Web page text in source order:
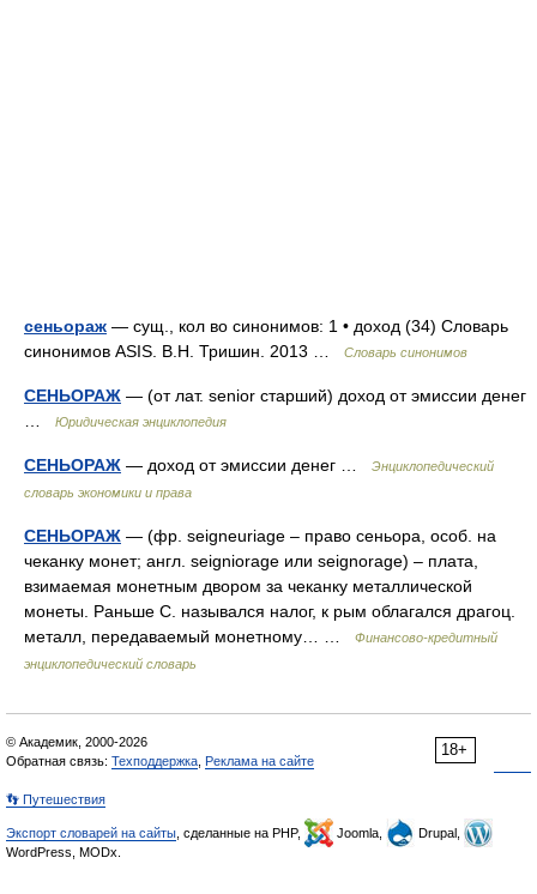
сеньораж — сущ., кол во синонимов: 1 • доход (34) Словарь
синонимов ASIS. В.Н. Тришин. 2013 …
Словарь синонимов
СЕНЬОРАЖ — (от лат. senior старший) доход от эмиссии денег
Юридическая энциклопедия
СЕНЬОРАЖ — доход от эмиссии денег …
Энциклопедический
словарь экономики и права
СЕНЬОРАЖ — (фр. seigneuriage – право сеньора, особ. на
чеканку монет; англ. seigniorage или seignorage) – плата,
взимаемая монетным двором за чеканку металлической
монеты. Раньше С. назывался налог, к рым облагался драгоц.
металл, передаваемый монетному… …
Финансово-кредитный
энциклопедический словарь
18+
© Академик, 2000-2026
Обратная связь: Техподдержка Реклама на сайте
👣 Путешествия
Экспорт словарей на сайты , сделанные на PHP, Joomla,
Drupal,
WordPress, MODx.